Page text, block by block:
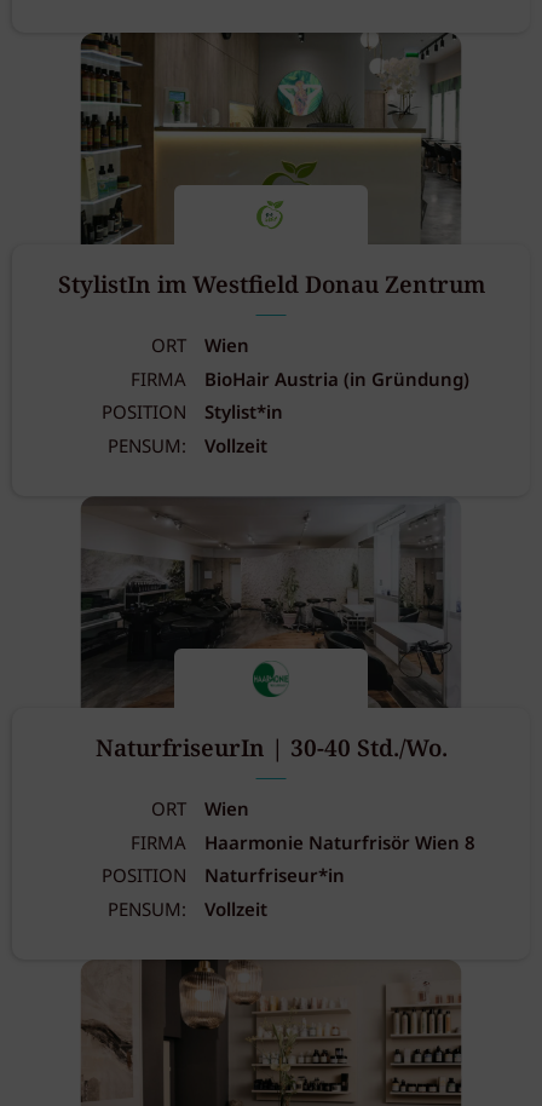
StylistIn im Westfield Donau Zentrum
ORT
Wien
FIRMA
BioHair Austria (in Gründung)
POSITION
Stylist*in
PENSUM:
Vollzeit
NaturfriseurIn | 30-40 Std./Wo.
ORT
Wien
FIRMA
Haarmonie Naturfrisör Wien 8
POSITION
Naturfriseur*in
PENSUM:
Vollzeit